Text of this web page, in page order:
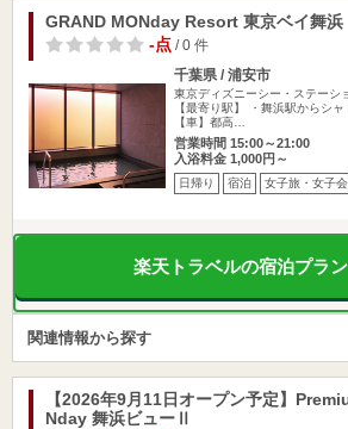
GRAND MONday Resort 東京ベイ舞浜
-点/ 0 件
千葉県 / 浦安市
東京ディズニーシー・ステーシ
【最寄り駅】 ・舞浜駅からシ
【車】都高…
営業時間 15:00～21:00
入浴料金 1,000円～
日帰り 宿泊 女子旅・女子会
楽天トラベルの宿泊プラ
関連情報から探す
【2026年9月11日オープン予定】
Nday 舞浜ビューⅡ